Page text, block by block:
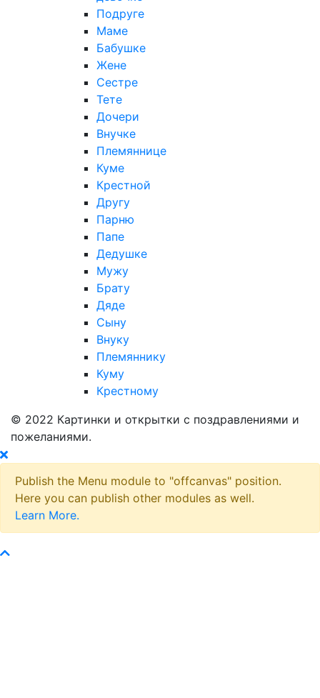
Подруге
Маме
Бабушке
Жене
Сестре
Тете
Дочери
Внучке
Племяннице
Куме
Крестной
Другу
Парню
Папе
Дедушке
Мужу
Брату
Дяде
Сыну
Внуку
Племяннику
Куму
Крестному
© 2022 Картинки и открытки с поздравлениями и
пожеланиями.
Publish the Menu module to "offcanvas" position.
Here you can publish other modules as well.
Learn More.